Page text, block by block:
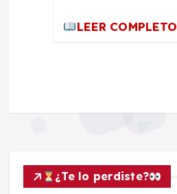
LEER COMPLETO
¿Te lo perdiste?